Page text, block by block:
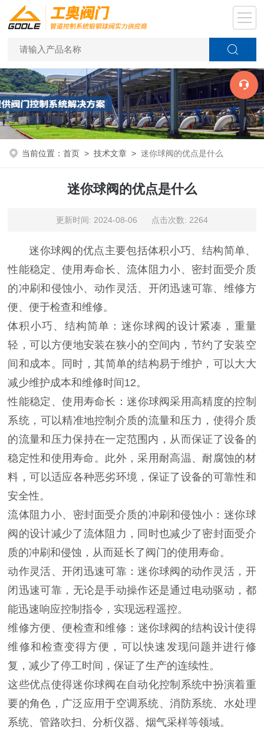
当前位置：首页 >技术文章 >迷你球阀的优点是什么
迷你球阀的优点是什么
更新时间: 2024-08-06 点击次数: 2264
迷你球阀的优点主要包括体积小巧、‌结构简单、‌
性能稳定、‌使用寿命长、‌流体阻力小、‌密封面受介质
的冲刷和侵蚀小、‌动作灵活、‌开闭迅速可靠、‌维修方
便、‌便于检查和维修。‌
体积小巧、‌结构简单：‌迷你球阀的设计紧凑，‌重量
轻，‌可以方便地安装在狭小的空间内，‌节约了安装空
间和成本。‌同时，‌其简单的结构易于维护，‌可以大大
减少维护成本和维修时间12。‌
性能稳定、‌使用寿命长：‌迷你球阀采用高精度的控制
系统，‌可以精准地控制介质的流量和压力，‌使得介质
的流量和压力保持在一定范围内，‌从而保证了设备的
稳定性和使用寿命。‌此外，‌采用耐高温、‌耐腐蚀的材
料，‌可以适应各种恶劣环境，‌保证了设备的可靠性和
安全性。‌
流体阻力小、‌密封面受介质的冲刷和侵蚀小：‌迷你球
阀的设计减少了流体阻力，‌同时也减少了密封面受介
质的冲刷和侵蚀，‌从而延长了阀门的使用寿命。‌
动作灵活、‌开闭迅速可靠：‌迷你球阀的动作灵活，‌开
闭迅速可靠，‌无论是手动操作还是通过电动驱动，‌都
能迅速响应控制指令，‌实现远程遥控。‌
维修方便、‌便检查和维修：‌迷你球阀的结构设计使得
维修和检查变得方便，‌可以快速发现问题并进行修
复，‌减少了停工时间，‌保证了生产的连续性。‌
这些优点使得迷你球阀在自动化控制系统中扮演着重
要的角色，‌广泛应用于空调系统、‌消防系统、‌水处理
系统、‌管路吹扫、‌分析仪器、‌烟气采样等领域。‌